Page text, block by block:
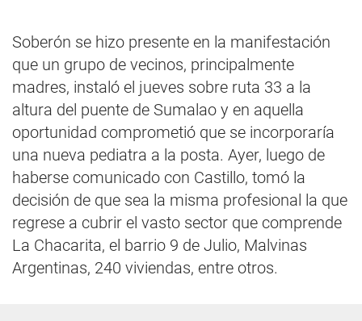
Soberón se hizo presente en la manifestación
que un grupo de vecinos, principalmente
madres, instaló el jueves sobre ruta 33 a la
altura del puente de Sumalao y en aquella
oportunidad comprometió que se incorporaría
una nueva pediatra a la posta. Ayer, luego de
haberse comunicado con Castillo, tomó la
decisión de que sea la misma profesional la que
regrese a cubrir el vasto sector que comprende
La Chacarita, el barrio 9 de Julio, Malvinas
Argentinas, 240 viviendas, entre otros.